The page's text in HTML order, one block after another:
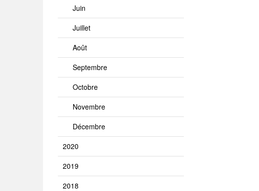
Juin
Juillet
Août
Septembre
Octobre
Novembre
Décembre
2020
2019
2018